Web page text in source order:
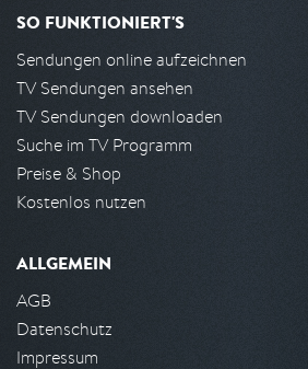
SO FUNKTIONIERT'S
Sendungen online aufzeichnen
TV Sendungen ansehen
TV Sendungen downloaden
Suche im TV Programm
Preise & Shop
Kostenlos nutzen
ALLGEMEIN
AGB
Datenschutz
Impressum